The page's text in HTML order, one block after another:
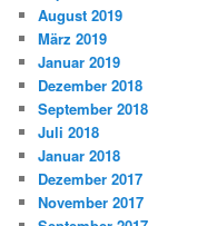
August 2019
März 2019
Januar 2019
Dezember 2018
September 2018
Juli 2018
Januar 2018
Dezember 2017
November 2017